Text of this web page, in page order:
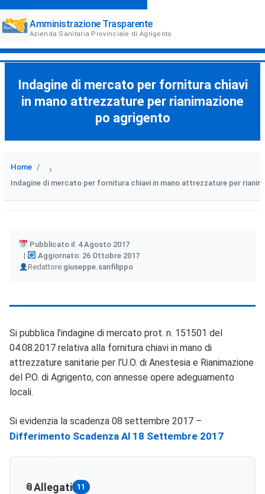
Amministrazione Trasparente
Azienda Sanitaria Provinciale di Agrigento
Indagine di mercato per fornitura chiavi
in mano attrezzature per rianimazione
po agrigento
Home ›
Indagine di mercato per fornitura chiavi in mano attrezzature per
Pubblicato il: 4 Agosto 2017
Aggiornato: 26 Ottobre 2017
Redattore:
Author giuseppe.sanfilippo
Si pubblica l’indagine di mercato prot. n. 151501 del
04.08.2017 relativa alla fornitura chiavi in mano di
attrezzature sanitarie per l’U.O. di Anestesia e Rianimazione
del P.O. di Agrigento, con annesse opere adeguamento
locali.
Si evidenzia la scadenza 08 settembre 2017 –
Differimento Scadenza Al 18 Settembre 2017
Allegati 11